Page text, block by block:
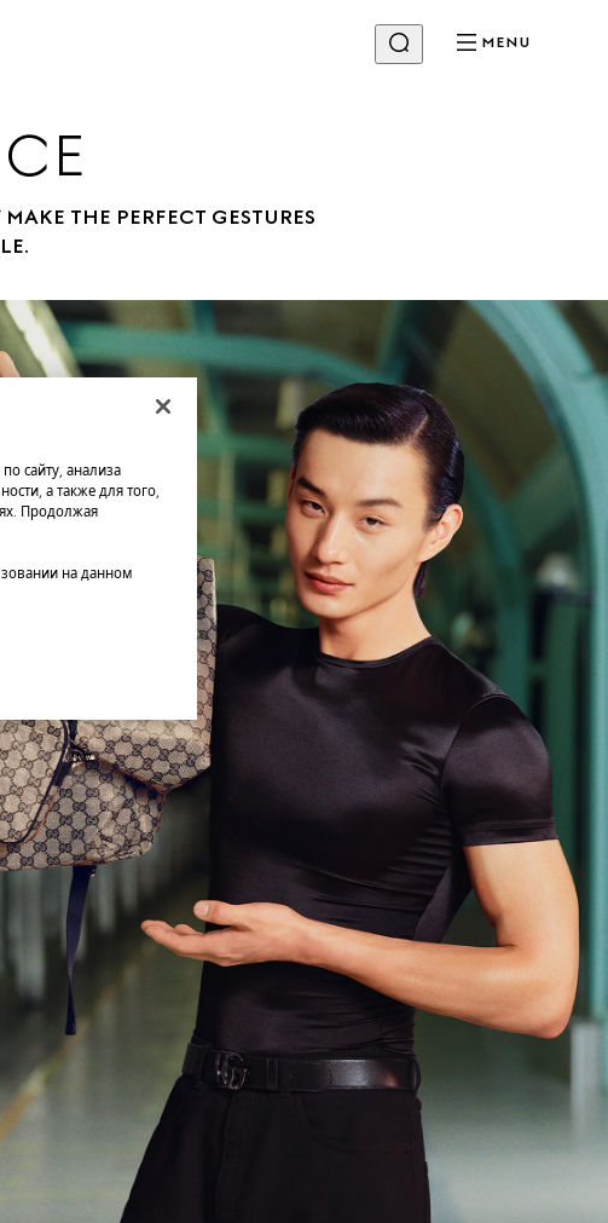
MENU
THE PERFECT GESTURES
сайту, анализа
а также для того,
Продолжая
на данном